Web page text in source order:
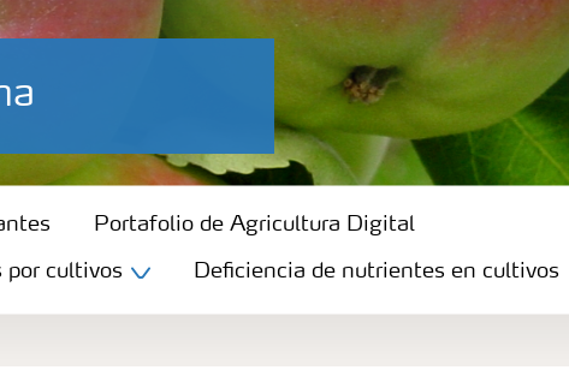
Portafolio de Agricultura Digital
por cultivos Deficiencia de nutrientes en cultivos